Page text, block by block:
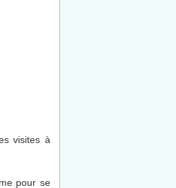
visites à
pour se